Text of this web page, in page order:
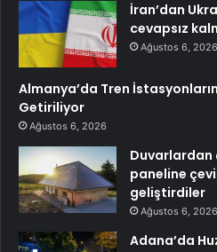
İran’dan
cevapsız
Ağustos 6, 2026
Almanya’da Tren
Getiriliyor
Ağustos 6, 2026
Duvarlardan
paneline
geliştirdiler
Ağustos 6, 2026
Adana’da